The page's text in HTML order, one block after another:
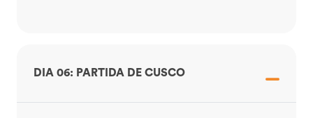
DIA 06: PARTIDA DE CUSCO